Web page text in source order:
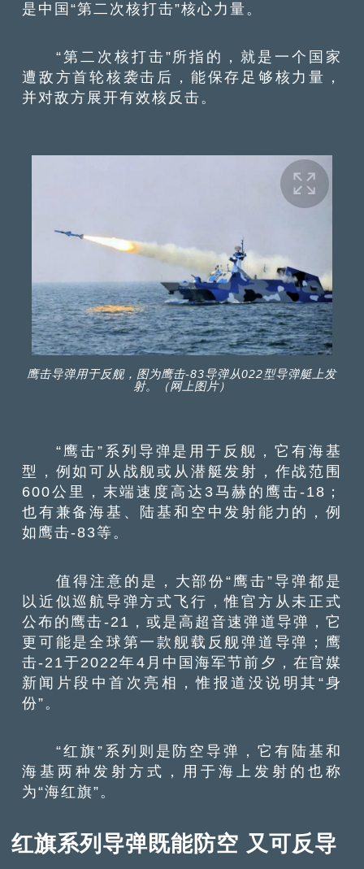
是中国“第二次核打击”核心力量。
“第二次核打击”所指的，就是一个国家
遭敌方首轮核袭击后，能保存足够核力量，
并对敌方展开有效核反击。
鹰击导弹用于反舰，图为鹰击-83导弹从022型导弹艇上发
射。（网上图片）
“鹰击”系列导弹是用于反舰，它有海基
型，例如可从战舰或从潜艇发射，作战范围
600公里，末端速度高达3马赫的鹰击-18；
也有兼备海基、陆基和空中发射能力的，例
如鹰击-83等。
值得注意的是，大部份“鹰击”导弹都是
以近似巡航导弹方式飞行，惟官方从未正式
公布的鹰击-21，或是高超音速弹道导弹，它
更可能是全球第一款舰载反舰弹道导弹；鹰
击-21于2022年4月中国海军节前夕，在官媒
新闻片段中首次亮相，惟报道没说明其“身
份”。
“红旗”系列则是防空导弹，它有陆基和
海基两种发射方式，用于海上发射的也称
为“海红旗”。
红旗系列导弹既能防空 又可反导